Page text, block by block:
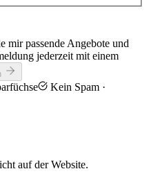
mir passende Angebote und
jederzeit mit einem
Kein Spam ·
auf der Website.